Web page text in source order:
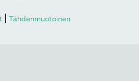
Tähdenmuotoinen